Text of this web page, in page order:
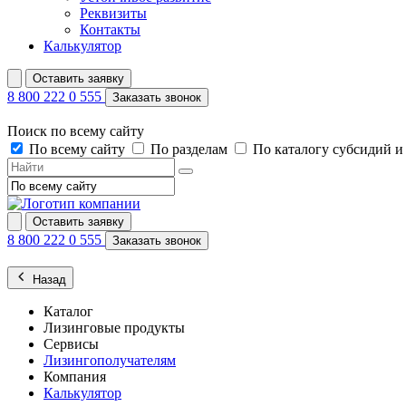
Реквизиты
Контакты
Калькулятор
Оставить заявку
8 800 222 0 555 Заказать звонок
Поиск по всему сайту
По всему сайту
По разделам По каталогу субсидий
Оставить заявку
8 800 222 0 555 Заказать звонок
Назад
Каталог
Лизинговые продукты
Сервисы
Лизингополучателям
Компания
Калькулятор